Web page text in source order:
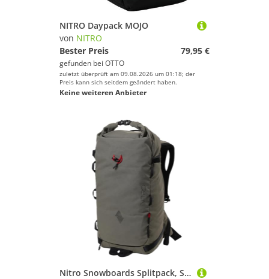
NITRO Daypack MOJO
von NITRO
Bester Preis
79,95 €
gefunden bei OTTO
zuletzt überprüft am 09.08.2026 um 01:18; der
Preis kann sich seitdem geändert haben.
Keine weiteren Anbieter
Nitro Snowboards Splitpack, Splitboard Rucksack, Tourenrucksack